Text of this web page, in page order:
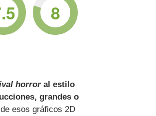
8
horroral estilo
grandes o
esos gráficos 2D